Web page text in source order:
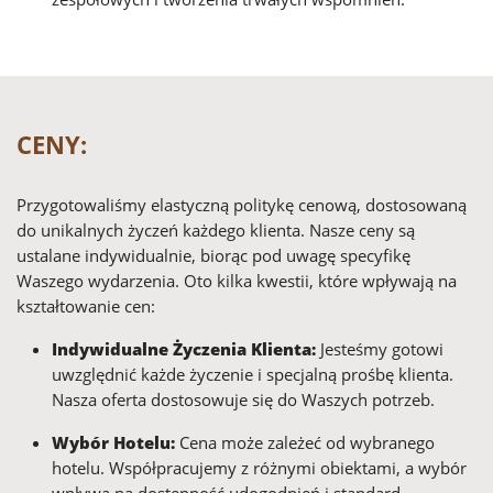
CENY:
Przygotowaliśmy elastyczną politykę cenową, dostosowaną
do unikalnych życzeń każdego klienta. Nasze ceny są
ustalane indywidualnie, biorąc pod uwagę specyfikę
Waszego wydarzenia. Oto kilka kwestii, które wpływają na
kształtowanie cen:
Indywidualne Życzenia Klienta: Jesteśmy gotowi
uwzględnić każde życzenie i specjalną prośbę klienta.
Nasza oferta dostosowuje się do Waszych potrzeb.
Wybór Hotelu: Cena może zależeć od wybranego
hotelu. Współpracujemy z różnymi obiektami, a wybór